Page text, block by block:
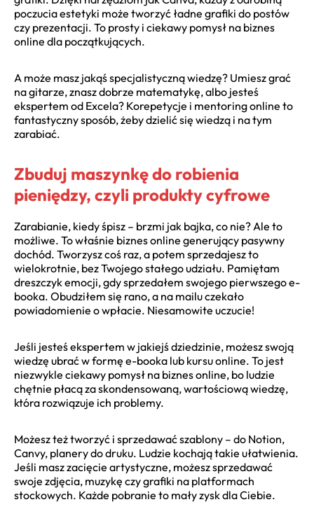
poczucia estetyki może tworzyć ładne grafiki do postów
czy prezentacji. To prosty i ciekawy pomysł na biznes
online dla początkujących.
A może masz jakąś specjalistyczną wiedzę? Umiesz grać
na gitarze, znasz dobrze matematykę, albo jesteś
ekspertem od Excela? Korepetycje i mentoring online to
fantastyczny sposób, żeby dzielić się wiedzą i na tym
zarabiać.
Zbuduj maszynkę do robienia
pieniędzy, czyli produkty cyfrowe
Zarabianie, kiedy śpisz – brzmi jak bajka, co nie? Ale to
możliwe. To właśnie biznes online generujący pasywny
dochód. Tworzysz coś raz, a potem sprzedajesz to
wielokrotnie, bez Twojego stałego udziału. Pamiętam
dreszczyk emocji, gdy sprzedałem swojego pierwszego e-
booka. Obudziłem się rano, a na mailu czekało
powiadomienie o wpłacie. Niesamowite uczucie!
Jeśli jesteś ekspertem w jakiejś dziedzinie, możesz swoją
wiedzę ubrać w formę e-booka lub kursu online. To jest
niezwykle ciekawy pomysł na biznes online, bo ludzie
chętnie płacą za skondensowaną, wartościową wiedzę,
która rozwiązuje ich problemy.
Możesz też tworzyć i sprzedawać szablony – do Notion,
Canvy, planery do druku. Ludzie kochają takie ułatwienia.
Jeśli masz zacięcie artystyczne, możesz sprzedawać
swoje zdjęcia, muzykę czy grafiki na platformach
stockowych. Każde pobranie to mały zysk dla Ciebie.